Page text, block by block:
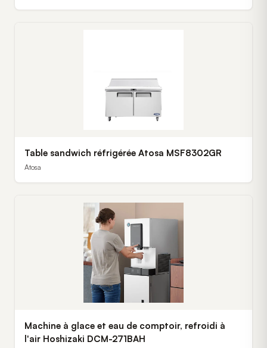
Table sandwich réfrigérée Atosa MSF8302GR
Atosa
Machine à glace et eau de comptoir, refroidi à
l'air Hoshizaki DCM-271BAH